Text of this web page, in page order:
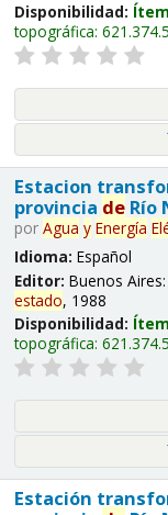
Disponibilidad:
topográfica:
Estacion
provincia deRío
por Agua y Energía
Idioma: Español
Editor: Buenos Aires:
estado, 1988
Disponibilidad:
topográfica:
Estación